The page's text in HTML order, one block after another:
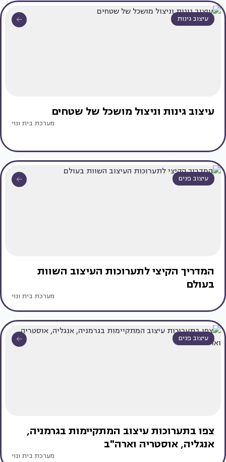
עיצוב גינות
עיצוב גינות וניצול מושכל של שטחים
מערכת בית ונוי
עיצוב פנים
המדריך הקיצי לתערוכות העיצוב השוות
בעולם
מערכת בית ונוי
עיצוב פנים
צפו בתערוכות עיצוב המתקיימות בגרמניה,
אנגליה, אוסטריה וארה"ב
מערכת בית ונוי